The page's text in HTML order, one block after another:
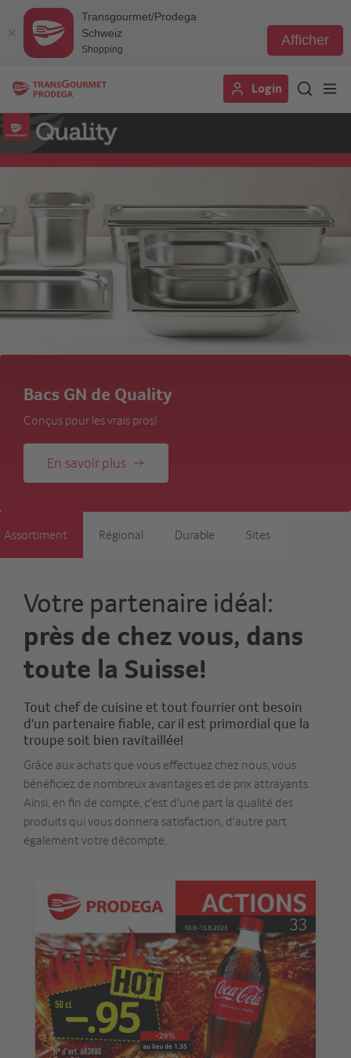
Transgourmet/Prodega
Schweiz
Shopping
Afficher
Login
Bacs GN de Quality
Conçus pour les vrais pros!
En savoir plus
Assortiment Régional Durable Sites
Votre partenaire idéal:
près de chez vous, dans
toute la Suisse!
Tout chef de cuisine et tout fourrier ont besoin
d'un partenaire fiable, car il est primordial que la
troupe soit bien ravitaillée!
Grâce aux achats que vous effectuez chez nous, vous
bénéficiez de nombreux avantages et de prix attrayants.
Ainsi, en fin de compte, c'est d'une part la qualité des
produits qui vous donnera satisfaction, d'autre part
également votre décompte.